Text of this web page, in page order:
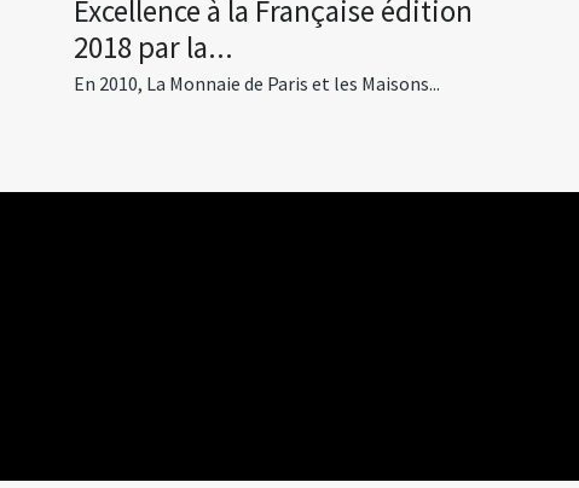
Excellence à la Française édition
2018 par la...
En 2010, La Monnaie de Paris et les Maisons...